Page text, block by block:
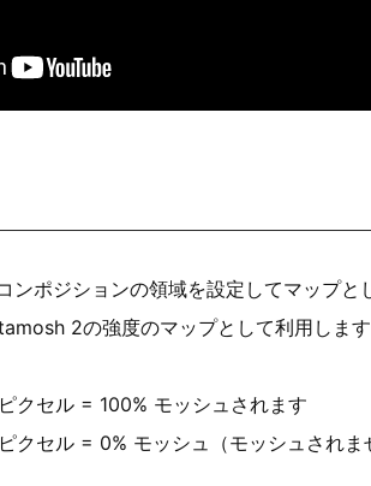
ンポジションの領域を設定してマップと
2の強度のマップとして利用します
クセル = 100% モッシュされます
クセル = 0% モッシュ（モッシュされま